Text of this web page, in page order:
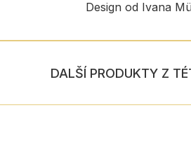
Design od Ivana
DALŠÍ PRODUKTY Z